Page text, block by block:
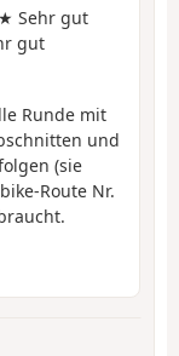
Sehr gut
gut
Runde mit
und
(sie
Route Nr.